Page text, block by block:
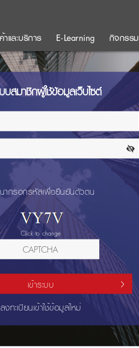
และบริการ E-Learning กิจกรรม
บบสมาชิกผู้ใช้ข้อมูลเว็บไซต์
กรอกรหัสเพื่อยืนยันตัวตน
Click to change
เข้าระบบ
ลงทะเบียนเข้าใช้ข้อมูลใหม่